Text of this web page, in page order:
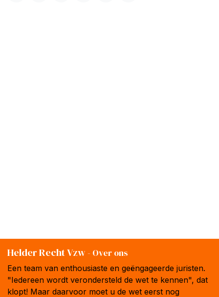
Helder Recht Vzw- Over ons
Een team van enthousiaste en geëngageerde juristen.
"Iedereen wordt verondersteld de wet te kennen", dat
klopt! Maar daarvoor moet u de wet eerst nog